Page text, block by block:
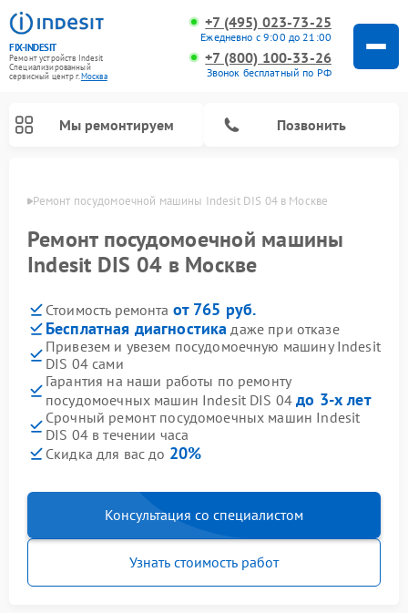
FIX-INDESIT
Ремонт устройств Indesit
Специализированный
cервисный центр г.Москва
+7 (495) 023-73-25
Ежедневно с 9:00 до 21:00
+7 (800) 100-33-26
Звонок бесплатный по РФ
Мы ремонтируем Позвонить
Ремонт посудомоечной машины Indesit DIS 04 в Москве
Ремонт посудомоечной машины
Indesit DIS 04 в Москве
Стоимость ремонта от 765 руб.
Бесплатная диагностика даже при отказе
Привезем и увезем посудомоечную машину Indesit
DIS 04 сами
Гарантия на наши работы по ремонту
посудомоечных машин Indesit DIS 04до 3-х лет
Срочный ремонт посудомоечных машин Indesit
DIS 04 в течении часа
Скидка для вас до 20%
Консультация со специалистом
Узнать стоимость работ